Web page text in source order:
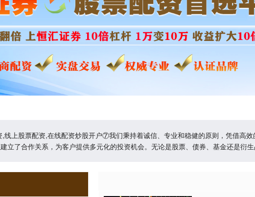
线上股票配资,在线配资炒股开户⑦我们秉持着诚信、专业和稳健的原则，凭借高
立了合作关系，为客户提供多元化的投资机会。无论是股票、债券、基金还是衍